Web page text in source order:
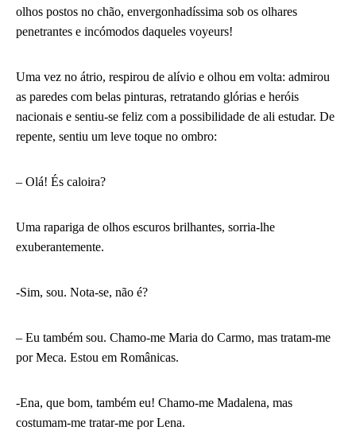
olhos postos no chão, envergonhadíssima sob os olhares
penetrantes e incómodos daqueles voyeurs!
Uma vez no átrio, respirou de alívio e olhou em volta: admirou
as paredes com belas pinturas, retratando glórias e heróis
nacionais e sentiu-se feliz com a possibilidade de ali estudar. De
repente, sentiu um leve toque no ombro:
– Olá! És caloira?
Uma rapariga de olhos escuros brilhantes, sorria-lhe
exuberantemente.
-Sim, sou. Nota-se, não é?
– Eu também sou. Chamo-me Maria do Carmo, mas tratam-me
por Meca. Estou em Românicas.
-Ena, que bom, também eu! Chamo-me Madalena, mas
costumam-me tratar-me por Lena.